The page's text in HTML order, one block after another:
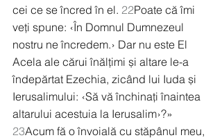
cei ce se încred în el. 22Poate că îmi
veți spune: ‹În Domnul Dumnezeul
nostru ne încredem.› Dar nu este El
Acela ale cărui înălțimi și altare le-a
îndepărtat Ezechia, zicând lui Iuda și
Ierusalimului: ‹Să vă închinați înaintea
altarului acestuia la Ierusalim›?»
23Acum fă o învoială cu stăpânul meu,